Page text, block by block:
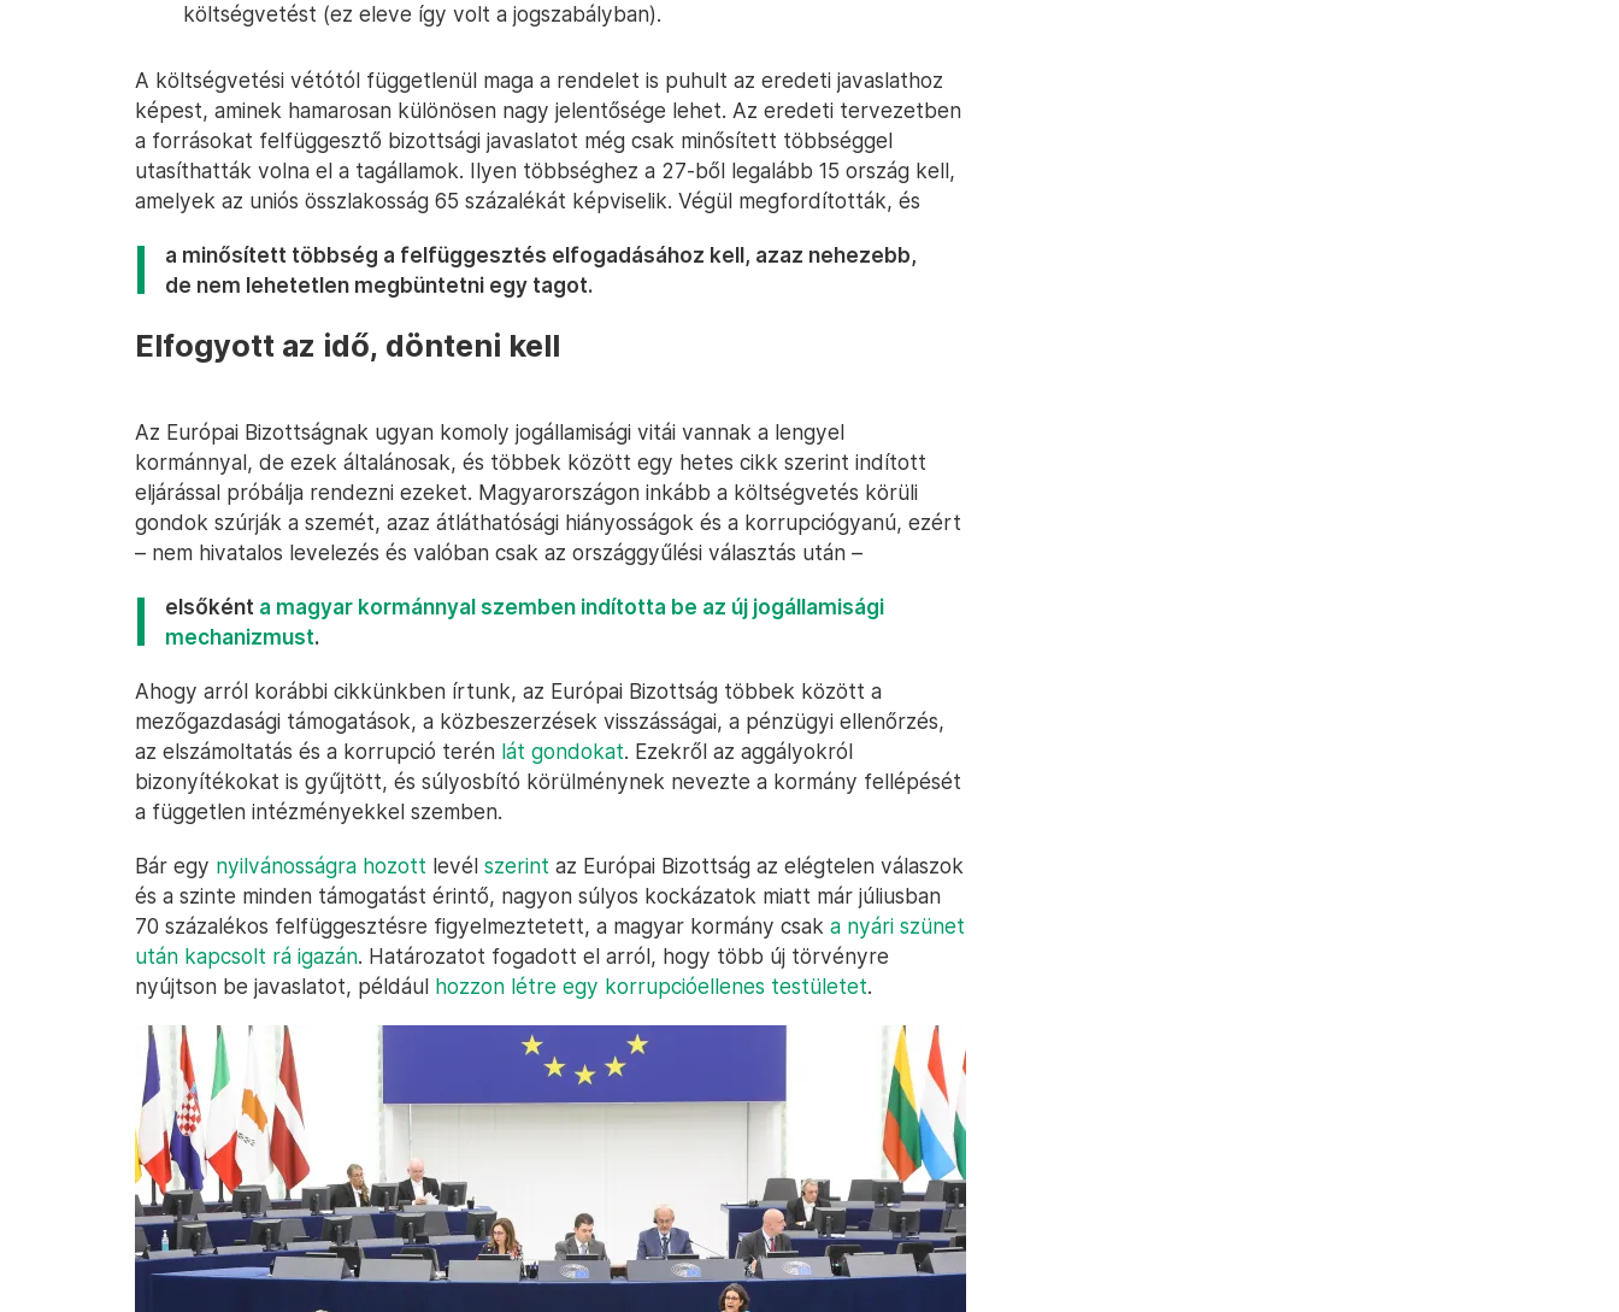
költségvetést (ez eleve így volt a jogszabályban).
A költségvetési vétótól függetlenül maga a rendelet is puhult az eredeti javaslathoz
képest, aminek hamarosan különösen nagy jelentősége lehet. Az eredeti tervezetben
a forrásokat felfüggesztő bizottsági javaslatot még csak minősített többséggel
utasíthatták volna el a tagállamok. Ilyen többséghez a 27-ből legalább 15 ország kell,
amelyek az uniós összlakosság 65 százalékát képviselik. Végül megfordították, és
a minősített többség a felfüggesztés elfogadásához kell, azaz nehezebb,
de nem lehetetlen megbüntetni egy tagot.
Elfogyott az idő, dönteni kell
Az Európai Bizottságnak ugyan komoly jogállamisági vitái vannak a lengyel
kormánnyal, de ezek általánosak, és többek között egy hetes cikk szerint indított
eljárással próbálja rendezni ezeket. Magyarországon inkább a költségvetés körüli
gondok szúrják a szemét, azaz átláthatósági hiányosságok és a korrupciógyanú, ezért
– nem hivatalos levelezés és valóban csak az országgyűlési választás után –
elsőként a magyar kormánnyal szemben indította be az új jogállamisági
mechanizmust.
Ahogy arról korábbi cikkünkben írtunk, az Európai Bizottság többek között a
mezőgazdasági támogatások, a közbeszerzések visszásságai, a pénzügyi ellenőrzés,
az elszámoltatás és a korrupció terén lát gondokat. Ezekről az aggályokról
bizonyítékokat is gyűjtött, és súlyosbító körülménynek nevezte a kormány fellépését
a független intézményekkel szemben.
Bár egy nyilvánosságra hozott levél szerint az Európai Bizottság az elégtelen válaszok
és a szinte minden támogatást érintő, nagyon súlyos kockázatok miatt már júliusban
70 százalékos felfüggesztésre figyelmeztetett, a magyar kormány csak a nyári szünet
után kapcsolt rá igazán. Határozatot fogadott el arról, hogy több új törvényre
nyújtson be javaslatot, például hozzon létre egy korrupcióellenes testületet.